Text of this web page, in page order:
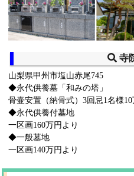
寺
山梨県甲州市塩山赤尾745
◆永代供養墓「和みの塔」
骨壷安置（納骨式）3回忌1名様
◆永代供養付墓地
一区画160万円より
◆一般墓地
一区画140万円より